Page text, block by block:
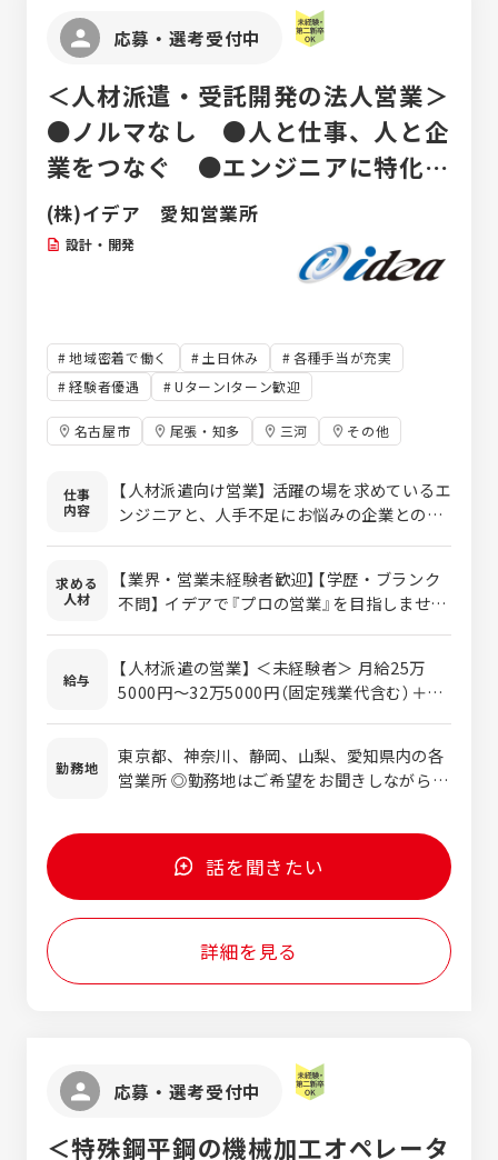
応募・選考受付中
＜人材派遣・受託開発の法人営業＞
●ノルマなし ●人と仕事、人と企
業をつなぐ ●エンジニアに特化し
たアウトソーシング
(株)イデア 愛知営業所
設計・開発
地域密着で働く 土日休み
各種手当が充実
経験者優遇
UターンIターン歓迎
名古屋市 尾張・知多 三河 その他
仕事
内容
【人材派遣向け営業】 活躍の場を求めているエ
ンジニアと、人手不足にお悩みの企業との架
します！ ＜業務内容＞ ■未経験の方 入社後1
ヵ月間は、自社工場内にて部品加工や製品組
立等の ものづくりの流れ等を研修してゆきま
す。 その後、営業所に着任して、アポイント
の取り方や商談の進め方等を 覚えながら、上
来るように、OJTやロープレを交 えながら
営業を習得できる体制を整えております。
いね◎ ■営業経験のある方 異業種での営業
経験がある方であれば ものづくりの流れや人
材業界の専門知識を学んで頂いたあと すぐに
これまでの経験を活かしてご活躍いただけま
方や急成長をとげる トレンド企業やベンチャ
ー事業の方と商談。 人材をキーワードにお客
方、お待ちしております！ ※人材業界で営業
経験のある方も大歓迎！ 【技術営業】 当社
モノづくりを展開しております！ 搬送設備や
求める
人材
【業界・営業未経験者歓迎】【学歴・ブランク
不問】 イデアで『プロの営業』を目指しません
免許（AT限定可） ＜こんな方にはピッタリ◎
＞ ◆人とコミュニケーションを取るのが好き
な方 ◆たくさんの人に喜ばれる仕事をしたい
方 ◆頑張った実績を正当に評価して欲しい方
◆何事にも興味を持ち、自身のスキルアップ
も！＞ 営業職経験のある方や人材派遣の営業
職、 技術営業職でご活躍されてきた方などに
とっても、 これまでのご経験を活かせる環境
を準備しています。
給与
【人材派遣の営業】 ＜未経験者＞ 月給25万
5000円～32万5000円（固定残業代含む）＋賞
関わらず40時間分（6万円～7万5000円）を支
給 ※超過分は別途支給 ＜営業経験者＞ 月給
＋賞与＋インセンティブ ※経験・能力を考慮
のうえ決定 ※固定残業代は、時間外労働の有
無に関わらず40時間分（7万5000円～10万円）
考慮のうえ決定
勤務地
東京都、神奈川、静岡、山梨、愛知県内の各
営業所 ◎勤務地はご希望をお聞きしながらご
本社/静岡県静岡市葵区常磐町2丁目4-25 イ
デア常磐町ビル7F ■東京営業所／東京都中央
区日本橋2-16-3 ブリリアンビル6F ■厚木
営業所／神奈川県厚木市旭町1-9-7 旭町三
紫ビル301 ■三島営業所／静岡県三島市一番
町3-6 マ・ローネビル2F ■山梨オフィス／
山梨県甲府市中央3丁目10-14 TFビル3-G
室 ■湖西営業所／静岡県湖西市白須賀2754
■藤枝工場／静岡県藤枝市堀之内1-4-6
話を聞きたい
詳細を見る
応募・選考受付中
＜特殊鋼平鋼の機械加工オペレータ